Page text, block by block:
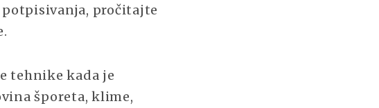
pročitajte
tehnike kada je
šporeta, klime,